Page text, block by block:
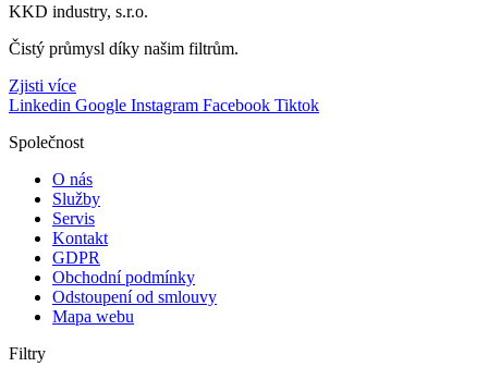
KKD industry, s.r.o.
Čistý průmysl díky našim filtrům.
Zjisti více
Linkedin Google Instagram Facebook Tiktok
Společnost
O nás
Služby
Servis
Kontakt
GDPR
Obchodní podmínky
Odstoupení od smlouvy
Mapa webu
Filtry